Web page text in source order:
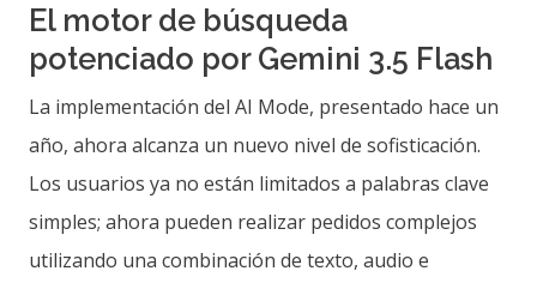
El motor de búsqueda
potenciado por Gemini 3.5 Flash
La implementación del AI Mode, presentado hace un
año, ahora alcanza un nuevo nivel de sofisticación.
Los usuarios ya no están limitados a palabras clave
simples; ahora pueden realizar pedidos complejos
utilizando una combinación de texto, audio e